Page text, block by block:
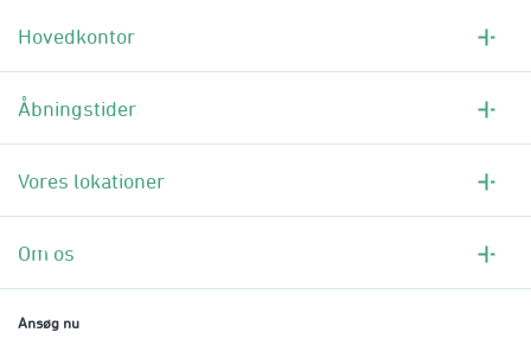
Hovedkontor
Åbningstider
Vores lokationer
Om os
Ansøg nu